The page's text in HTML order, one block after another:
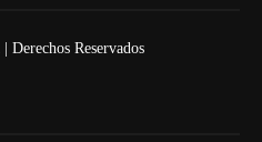
| Derechos Reservados